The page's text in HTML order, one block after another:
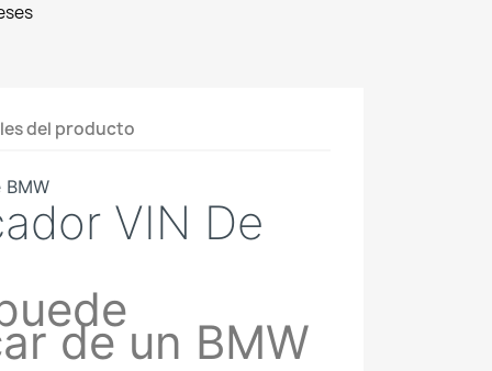
del producto
VIN De
de un BMW